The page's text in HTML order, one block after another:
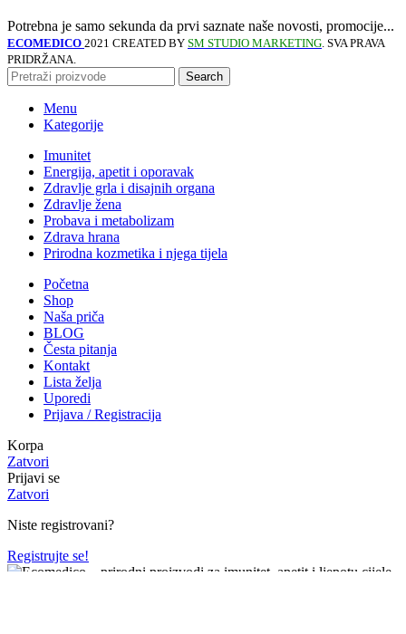
Potrebna je samo sekunda da prvi saznate naše novosti, promocije...
ECOMEDICO 2021 CREATED BY SM STUDIO MARKETING. SVA PRAVA
PRIDRŽANA.
Search
Menu
Kategorije
Imunitet
Energija, apetit i oporavak
Zdravlje grla i disajnih organa
Zdravlje žena
Probava i metabolizam
Zdrava hrana
Prirodna kozmetika i njega tijela
Početna
Shop
Naša priča
BLOG
Česta pitanja
Kontakt
Lista želja
Uporedi
Prijava / Registracija
Korpa
Zatvori
Prijavi se
Zatvori
Niste registrovani?
Registrujte se!